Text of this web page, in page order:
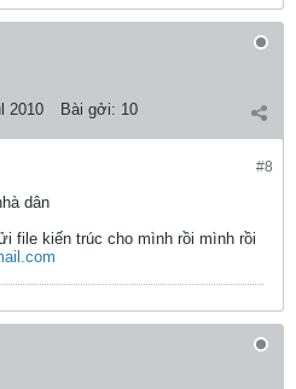
2010 Bài gởi: 10
#8
dân
file kiến trúc cho mình rồi mình rồi